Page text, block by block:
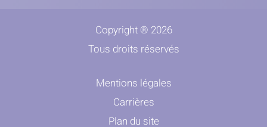
Copyright ® 2026
Tous droits réservés
Mentions légales
Carrières
Plan du site